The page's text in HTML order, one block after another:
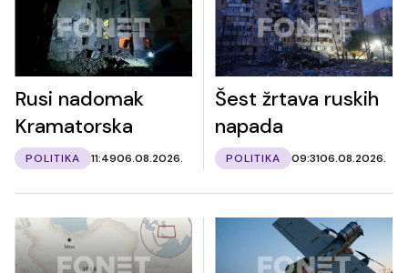
Rusi nadomak
Kramatorska
POLITIKA 11:4906.08.2026.
Šest žrtava ruskih
napada
POLITIKA 09:3106.08.2026.